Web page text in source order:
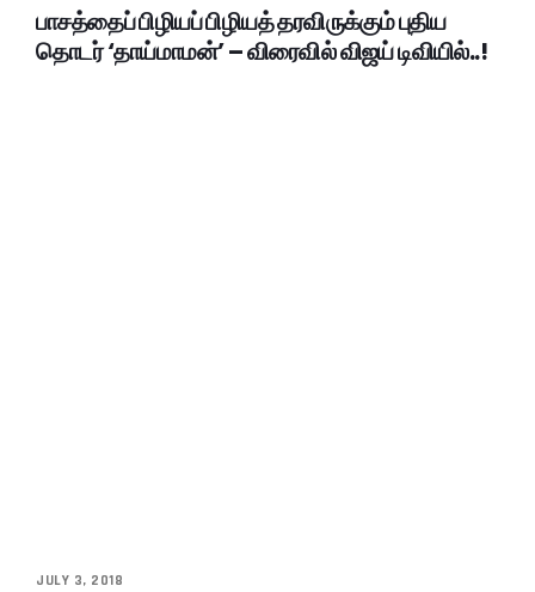
பாசத்தைப் பிழியப் பிழியத் தரவிருக்கும் புதிய
தொடர் ‘தாய்மாமன்’ – விரைவில் விஜய் டிவியில்..!
JULY 3, 2018